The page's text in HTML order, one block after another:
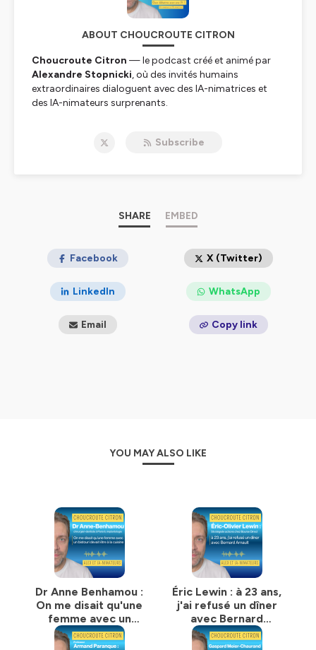
ABOUT CHOUCROUTE CITRON
Choucroute Citron — le podcast créé et animé par
Alexandre Stopnicki, où des invités humains
extraordinaires dialoguent avec des IA-nimatrices et
des IA-nimateurs surprenants.
perspective nouvelle.
Abonne-toi pour des épisodes hebdomadaires qui font
réfléchir… et sourire.
confidentialite
pour plus d'informations.
Subscribe
SHARE EMBED
Facebook X (Twitter)
LinkedIn WhatsApp
Email Copy link
YOU MAY ALSO LIKE
Dr Anne Benhamou :
On me disait qu'une
femme avec un
bistouri devait être
à la cuisine
Éric Lewin : à 23 ans,
j'ai refusé un dîner
avec Bernard
Arnault